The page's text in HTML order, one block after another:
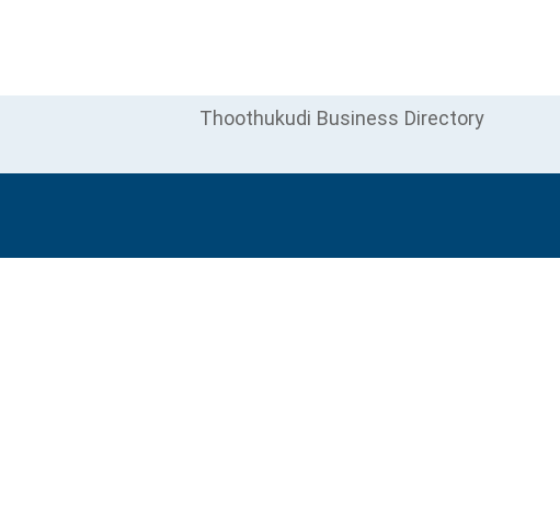
Thoothukudi Business Directory